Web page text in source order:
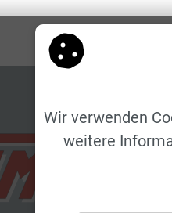
Wir verwenden
weitere